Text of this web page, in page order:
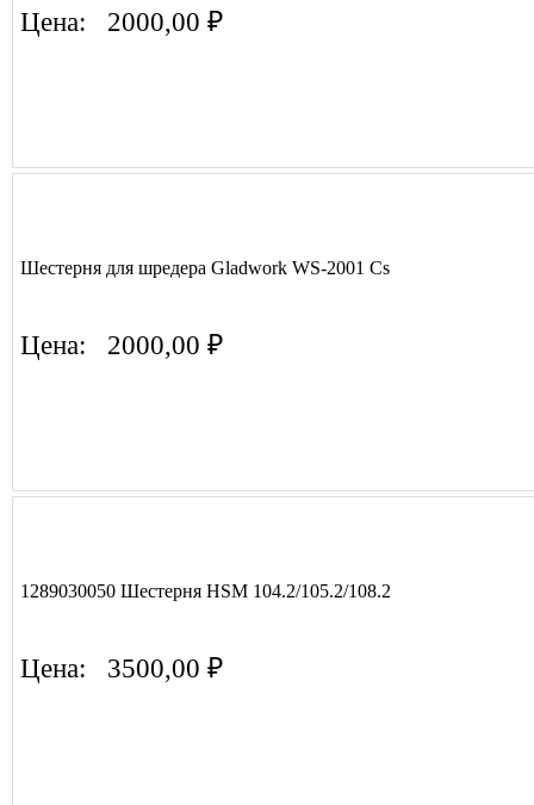
Цена: 2000,00 ₽
Шестерня для шредера Gladwork WS-2001 Cs
Цена: 2000,00 ₽
1289030050 Шестерня HSM 104.2/105.2/108.2
Цена: 3500,00 ₽